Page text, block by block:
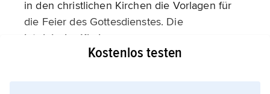
in den christlichen Kirchen die Vorlagen für
die Feier des Gottesdienstes. Die
lateinische Kirche
entwickelte für die verschiedenen
Kostenlos testen